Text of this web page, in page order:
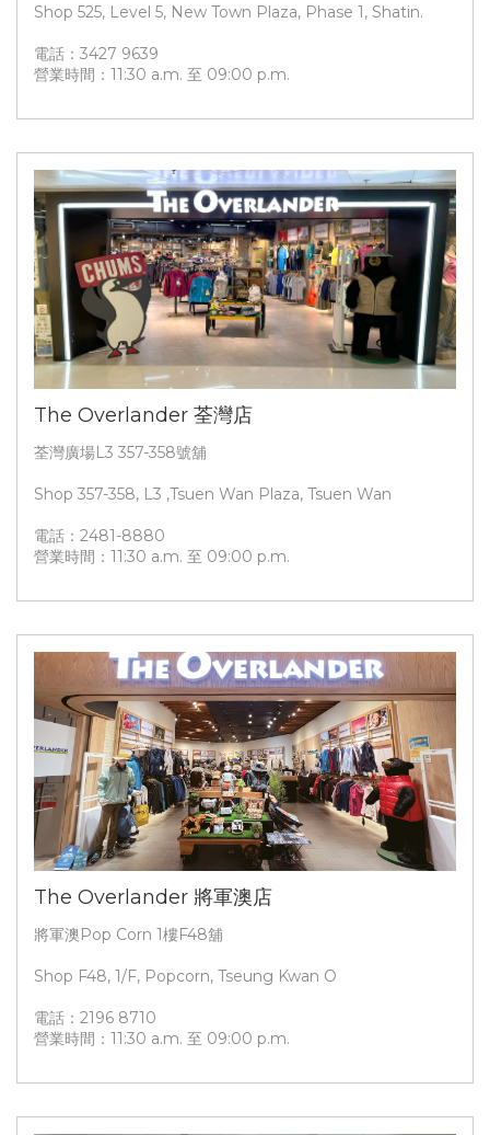
Shop 525, Level 5, New Town Plaza, Phase 1, Shatin.
電話：3427 9639
營業時間：11:30 a.m. 至 09:00 p.m.
The Overlander 荃灣店
荃灣廣場L3 357-358號舖
Shop 357-358, L3 ,Tsuen Wan Plaza, Tsuen Wan
電話：2481-8880
營業時間：11:30 a.m. 至 09:00 p.m.
The Overlander 將軍澳店
將軍澳Pop Corn 1樓F48舖
Shop F48, 1/F, Popcorn, Tseung Kwan O
電話：2196 8710
營業時間：11:30 a.m. 至 09:00 p.m.